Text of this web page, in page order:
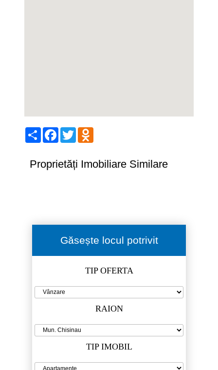
ShareFacebook
Twitter
Proprietăți Imobiliare Similare
Găsește locul potrivit
TIP OFERTA
RAION
TIP IMOBIL